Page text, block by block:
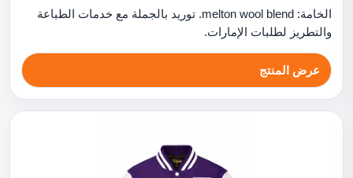
الخامة: melton wool blend. توريد بالجملة مع خدمات الطباعة
والتطريز لطلبات الإمارات.
عرض المنتج